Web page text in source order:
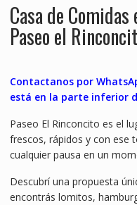
Casa de
Paseo el
Contactanos por
está en la parte inferior
Paseo El Rinconcito es el
frescos, rápidos y con ese
cualquier pausa en un
Descubrí una propuesta
encontrás lomitos,